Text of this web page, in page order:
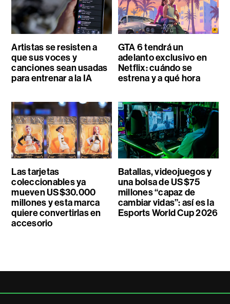
Artistas se resisten a
que sus voces y
canciones sean usadas
para entrenar a la IA
GTA 6 tendrá un
adelanto exclusivo en
Netflix: cuándo se
estrena y a qué hora
Las tarjetas
coleccionables ya
mueven US$30.000
millones y esta marca
quiere convertirlas en
accesorio
Batallas, videojuegos y
una bolsa de US$75
millones “capaz de
cambiar vidas”: así es la
Esports World Cup 2026